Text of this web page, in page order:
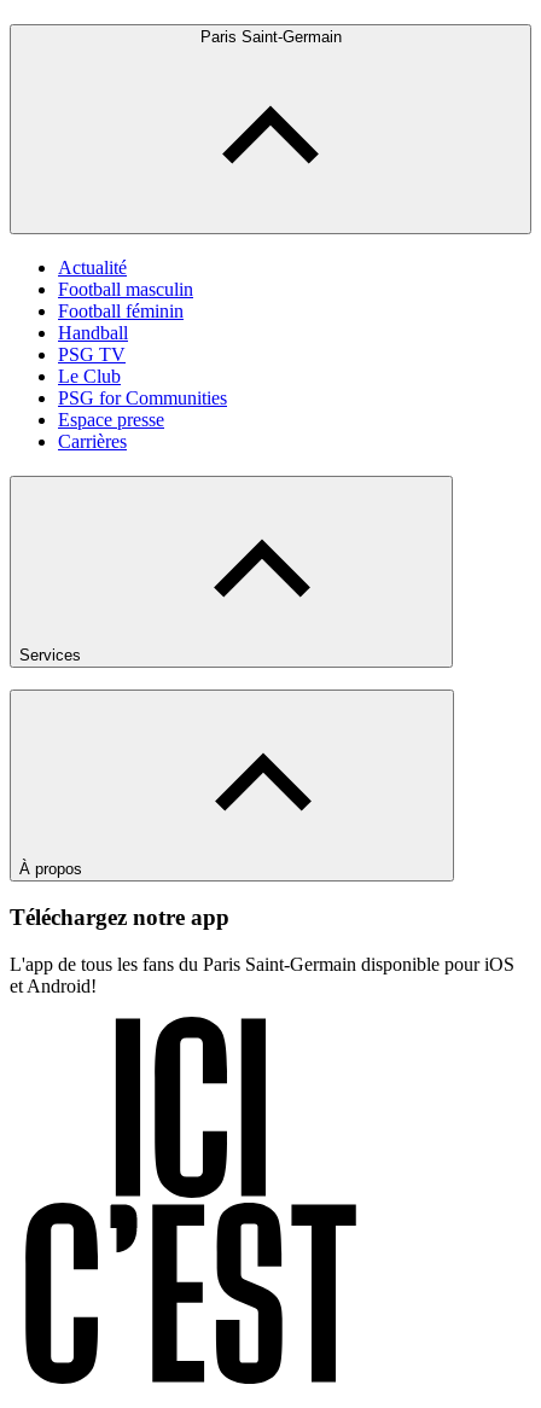
Paris Saint-Germain
Actualité
Football masculin
Football féminin
Handball
PSG TV
Le Club
PSG for Communities
Espace presse
Carrières
Services
À propos
Téléchargez notre app
L'app de tous les fans du Paris Saint-Germain disponible pour iOS
et Android!